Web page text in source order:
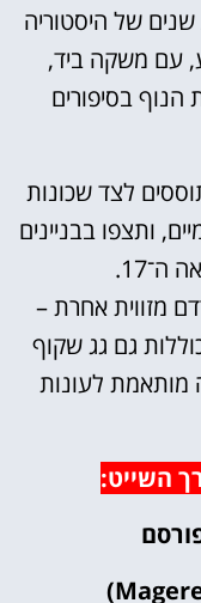
שנים של היסטוריה
עם משקה ביד,
הנוף בסיפורים
לצד שכונות
ותצפו בבניינים
מזווית אחרת –
גם גג שקוף
מותאמת לעונות
השייט: